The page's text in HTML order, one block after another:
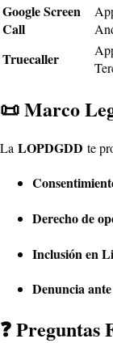
Google Screen
Call
Truecaller
📜 Marco
La LOPDGDD te
Derecho de
Inclusión en
Denuncia
❓ Preguntas